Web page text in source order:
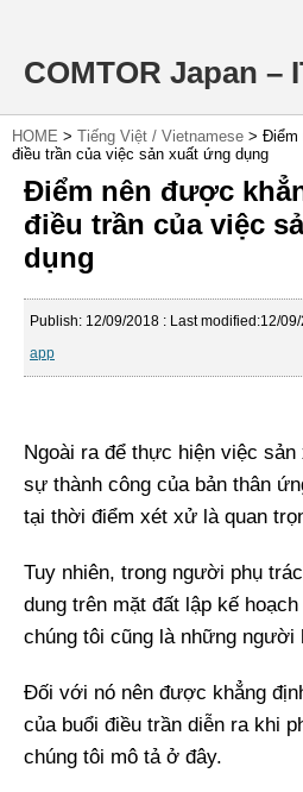
COMTOR Japan –
HOME > Tiếng Việt / Vietnamese > Điểm
điều trần của việc sản xuất ứng dụng
Điểm nên được
điều trần của việc
dụng
Publish: 12/09/2018 : Last modified:12/
app
Ngoài ra để thực hiện việc
sự thành công của bản thân
tại thời điểm xét xử là quan
Tuy nhiên, trong người phụ
dung trên mặt đất lập kế
chúng tôi cũng là những người
Đối với nó nên được khẳng
của buổi điều trần diễn ra khi
chúng tôi mô tả ở đây.